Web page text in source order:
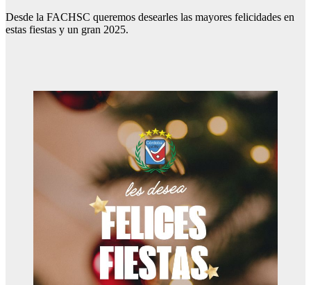
Desde la FACHSC queremos desearles las mayores felicidades en
estas fiestas y un gran 2025.